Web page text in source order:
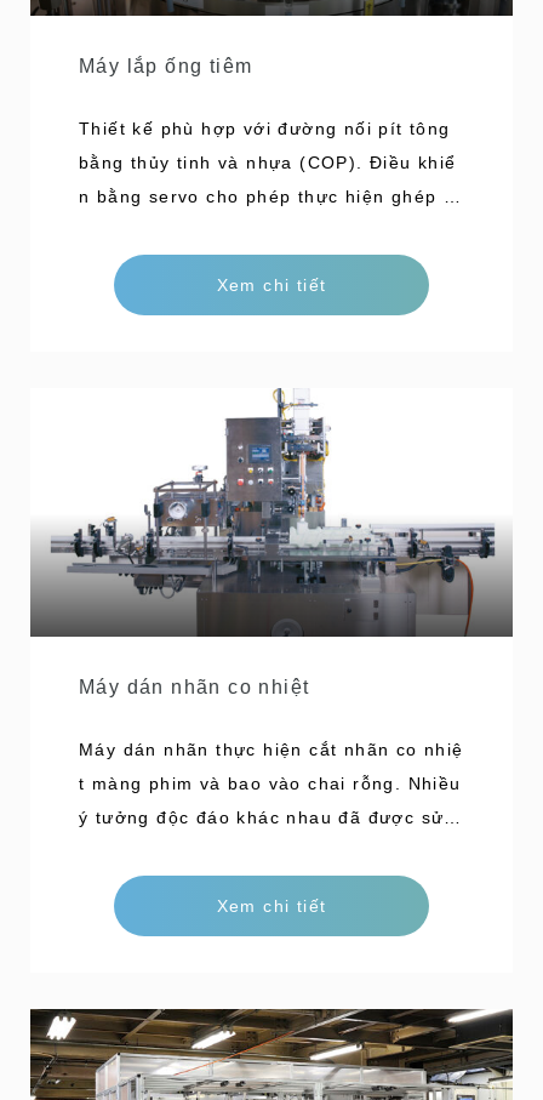
Máy lắp ống tiêm
Thiết kế phù hợp với đường nối pít tông
bằng thủy tinh và nhựa (COP). Điều khiể
n bằng servo cho phép thực hiện ghép n
đảo ngược. Thông qua tích hợp với máy
dán nhãn, quy trình lắp ráp và dán nhãn
g/phút *Đang nghiên cứu phát triển tốc
Xem chi tiết
Máy dán nhãn co nhiệt
Máy dán nhãn thực hiện cắt nhãn co nhiệ
t màng phim và bao vào chai rỗng. Nhiều
ý tưởng độc đáo khác nhau đã được sử d
uyển, chẳng hạn như loại bỏ các lỗi khi
mở và ngăn chai di chuyển khi dán nhãn.
độ cao cho các nhà sản xuất chai lọ tron
g hơn 30 năm qua. Tất cả các bộ phận th
ay thế cũng sử dụng hệ thống định vị mộ
Xem chi tiết